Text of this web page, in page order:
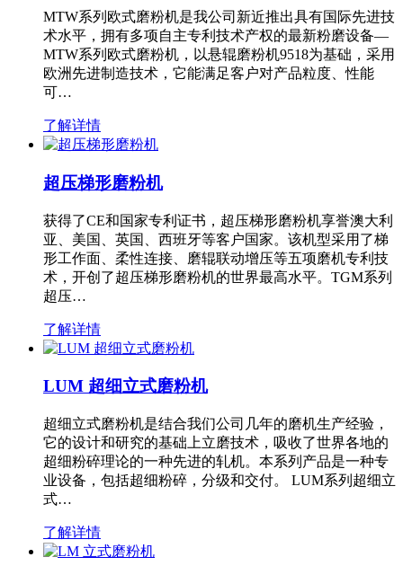
MTW系列欧式磨粉机是我公司新近推出具有国际先进技
术水平，拥有多项自主专利技术产权的最新粉磨设备—
MTW系列欧式磨粉机，以悬辊磨粉机9518为基础，采用
欧洲先进制造技术，它能满足客户对产品粒度、性能
可…
了解详情
超压梯形磨粉机
获得了CE和国家专利证书，超压梯形磨粉机享誉澳大利
亚、美国、英国、西班牙等客户国家。该机型采用了梯
形工作面、柔性连接、磨辊联动增压等五项磨机专利技
术，开创了超压梯形磨粉机的世界最高水平。TGM系列
超压…
了解详情
LUM 超细立式磨粉机
超细立式磨粉机是结合我们公司几年的磨机生产经验，
它的设计和研究的基础上立磨技术，吸收了世界各地的
超细粉碎理论的一种先进的轧机。本系列产品是一种专
业设备，包括超细粉碎，分级和交付。 LUM系列超细立
式…
了解详情